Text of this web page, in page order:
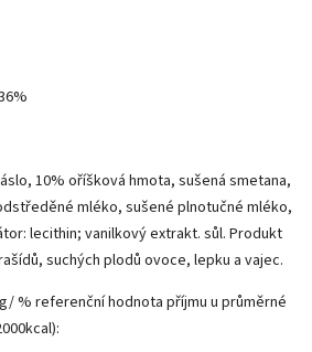
10% oříšková hmota, sušená smetana,
mléko, sušené plnotučné mléko,
lecithin; vanilkový extrakt. sůl. Produkt
suchých plodů ovoce, lepku a vajec.
% referenční hodnota příjmu u průměrné